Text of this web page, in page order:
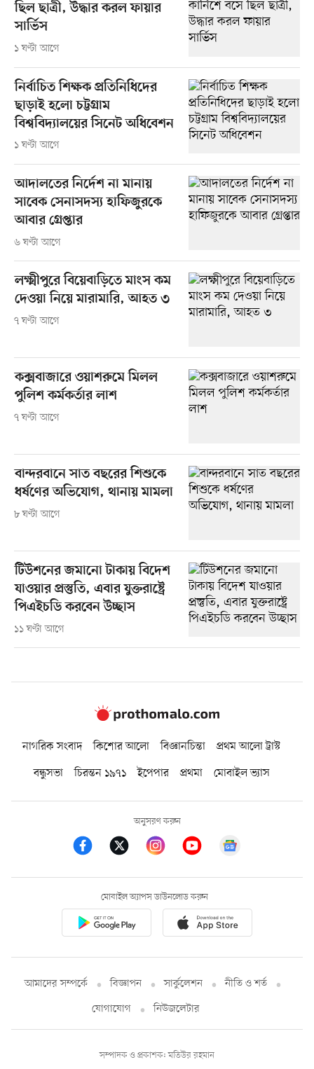
ছিল ছাত্রী, উদ্ধার করল ফায়ার
সার্ভিস
১ ঘণ্টা আগে
নির্বাচিত শিক্ষক প্রতিনিধিদের
ছাড়াই হলো চট্টগ্রাম
বিশ্ববিদ্যালয়ের সিনেট অধিবেশন
১ ঘণ্টা আগে
আদালতের নির্দেশ না মানায়
সাবেক সেনাসদস্য হাফিজুরকে
আবার গ্রেপ্তার
৬ ঘণ্টা আগে
লক্ষ্মীপুরে বিয়েবাড়িতে মাংস কম
দেওয়া নিয়ে মারামারি, আহত ৩
৭ ঘণ্টা আগে
কক্সবাজারে ওয়াশরুমে মিলল
পুলিশ কর্মকর্তার লাশ
৭ ঘণ্টা আগে
বান্দরবানে সাত বছরের শিশুকে
ধর্ষণের অভিযোগ, থানায় মামলা
৮ ঘণ্টা আগে
টিউশনের জমানো টাকায় বিদেশ
যাওয়ার প্রস্তুতি, এবার যুক্তরাষ্ট্রে
পিএইচডি করবেন উচ্ছাস
১১ ঘণ্টা আগে
নাগরিক সংবাদ কিশোর আলো বিজ্ঞানচিন্তা
প্রথম আলো ট্রাস্ট
বন্ধুসভা
চিরন্তন ১৯৭১ ইপেপার প্রথমা মোবাইল ভ্যাস
অনুসরণ করুন
মোবাইল অ্যাপস ডাউনলোড করুন
আমাদের সম্পর্কে বিজ্ঞাপন সার্কুলেশন
নীতি ও শর্ত
যোগাযোগ
নিউজলেটার
সম্পাদক ও প্রকাশক: মতিউর রহমান